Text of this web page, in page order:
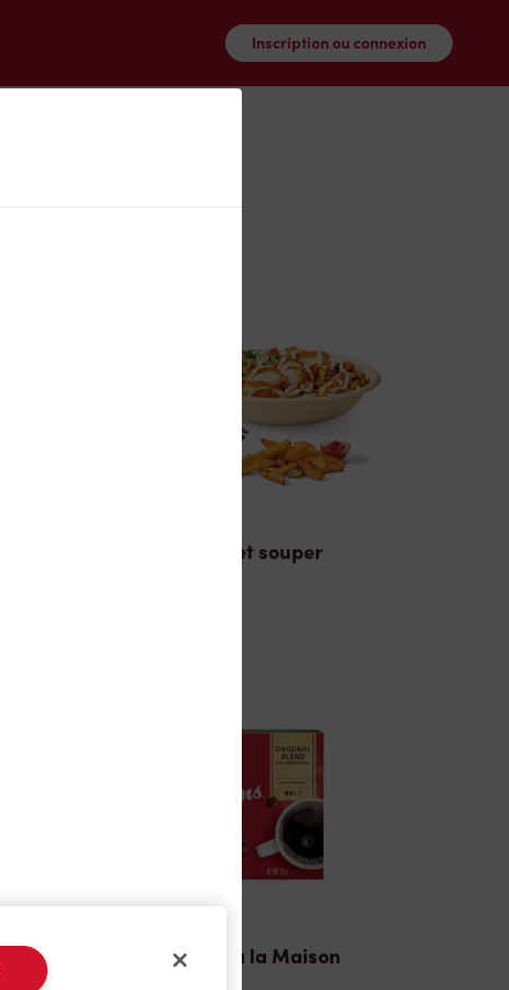
Inscription ou connexion
Dîner et souper
TimMD à la Maison